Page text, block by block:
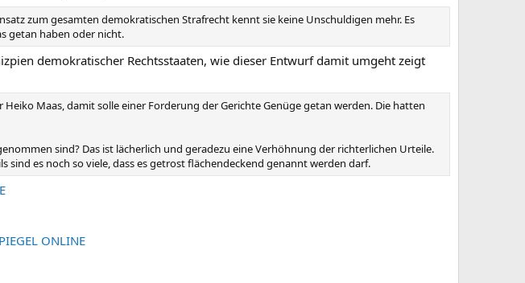
zum gesamten demokratischen Strafrecht kennt sie keine Unschuldigen mehr. Es
getan haben oder nicht.
demokratischer Rechtsstaaten, wie dieser Entwurf damit umgeht zeigt
Maas, damit solle einer Forderung der Gerichte Genüge getan werden. Die hatten
sind? Das ist lächerlich und geradezu eine Verhöhnung der richterlichen Urteile.
es noch so viele, dass es getrost flächendeckend genannt werden darf.
ONLINE